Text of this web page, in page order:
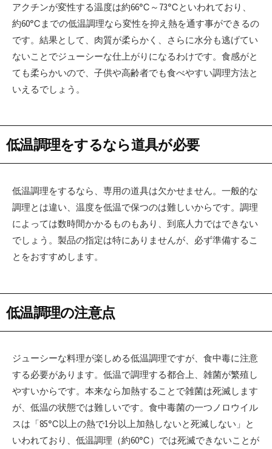
アクチンが変性する温度は約66℃～73℃といわれており、
約60℃までの低温調理なら変性を抑え熱を通す事ができるの
です。結果として、肉質が柔らかく、さらに水分も逃げてい
ないことでジューシーな仕上がりになるわけです。食感がと
ても柔らかいので、子供や高齢者でも食べやすい調理方法と
いえるでしょう。
低温調理をするなら道具が必要
低温調理をするなら、専用の道具は欠かせません。一般的な
調理とは違い、温度を低温で保つのは難しいからです。調理
によっては数時間かかるものもあり、到底人力ではできない
でしょう。製品の指定は特にありませんが、必ず準備するこ
とをおすすめします。
低温調理の注意点
ジューシーな料理が楽しめる低温調理ですが、食中毒に注意
する必要があります。低温で調理する都合上、雑菌が繁殖し
やすいからです。本来なら加熱することで雑菌は死滅します
が、低温の状態では難しいです。食中毒菌の一つノロウイル
スは「85℃以上の熱で1分以上加熱しないと死滅しない」と
いわれており、低温調理（約60℃）では死滅できないことが